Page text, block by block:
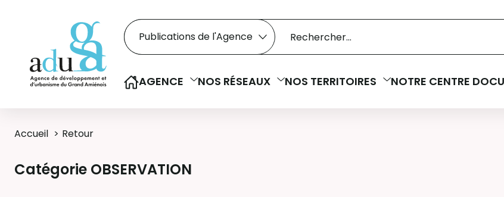
Rechercher dans le catalogue
Recherche
Sélectionner le type de la recherche
AGENCE NOS RÉSEAUX NOS TERRITOIRES NOTRE CENTRE
Accueil Retour
Catégorie OBSERVATION